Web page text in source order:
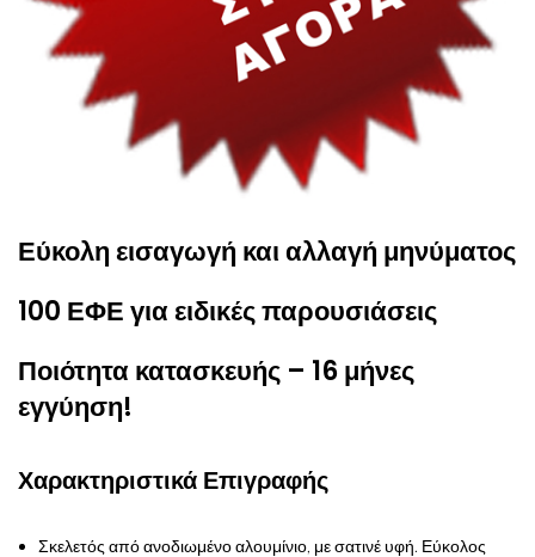
Εύκολη εισαγωγή και αλλαγή μηνύματος
100 ΕΦΕ για ειδικές παρουσιάσεις
Ποιότητα κατασκευής – 16 μήνες
εγγύηση!
Χαρακτηριστικά Επιγραφής
Σκελετός από ανοδιωμένο αλουμίνιο, με σατινέ υφή. Εύκολος